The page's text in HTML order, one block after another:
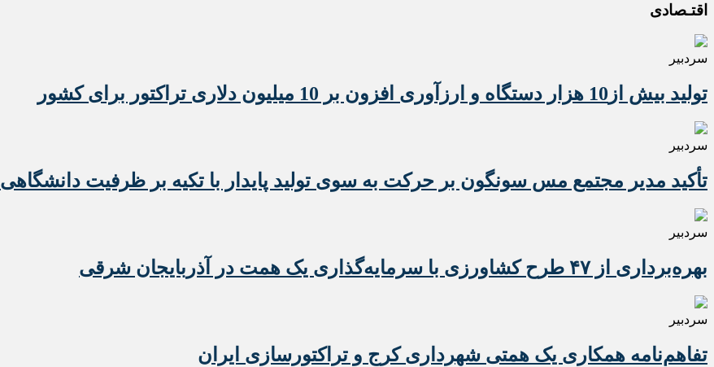
اقتـصادی
سردبیر
تولید بیش از10 هزار دستگاه و ارزآوری افزون بر 10 میلیون دلاری تراکتور برای کشور
سردبیر
تأکید مدیر مجتمع مس سونگون بر حرکت به سوی تولید پایدار با تکیه بر ظرفیت دانشگاهی
سردبیر
بهره‌برداری از ۴۷ طرح کشاورزی با سرمایه‌گذاری یک همت در آذربایجان شرقی
سردبیر
تفاهم‌نامه همکاری یک همتی شهرداری کرج و تراکتورسازی ایران